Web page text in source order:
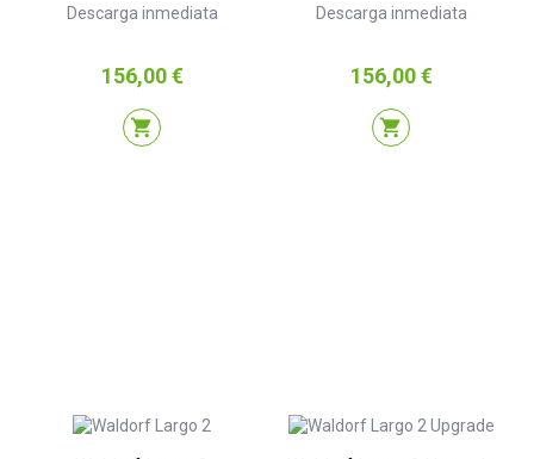
Descarga inmediata
Precio
156,00 €
shopping_cart
Descarga inmediata
Precio
156,00 €
shopping_cart